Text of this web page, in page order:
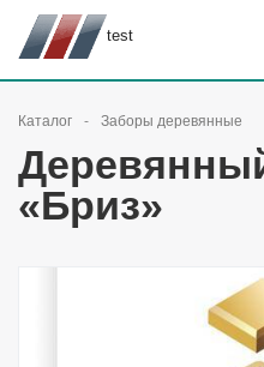
test
Каталог Заборы деревянные
«Бриз»